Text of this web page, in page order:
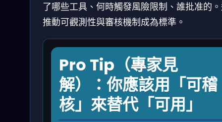
了哪些工具、何時觸發風險限制、誰批准的
推動可觀測性與審核機制成為標準。
Pro Tip（專家見
解）：你應該用「可稽
核」來替代「可用」